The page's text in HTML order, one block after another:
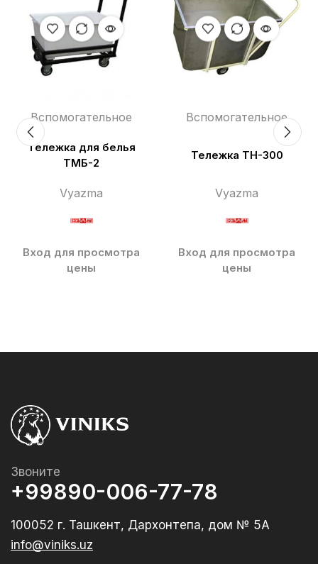
Вспомогательное
Тележка для белья
ТМБ-2
Vyazma
Вход для просмотра
цены
Вспомогательное
Тележка ТН-300
Vyazma
Вход для просмотра
цены
Звоните
+99890-006-77-78
100052 г. Ташкент, Дархонтепа, дом № 5А
info@viniks.uz